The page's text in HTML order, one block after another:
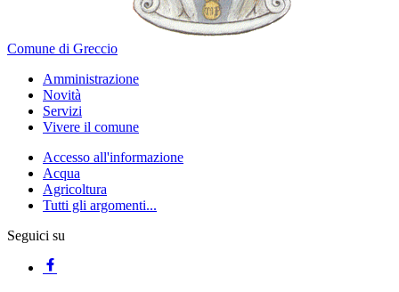
Comune di Greccio
Amministrazione
Novità
Servizi
Vivere il comune
Accesso all'informazione
Acqua
Agricoltura
Tutti gli argomenti...
Seguici su